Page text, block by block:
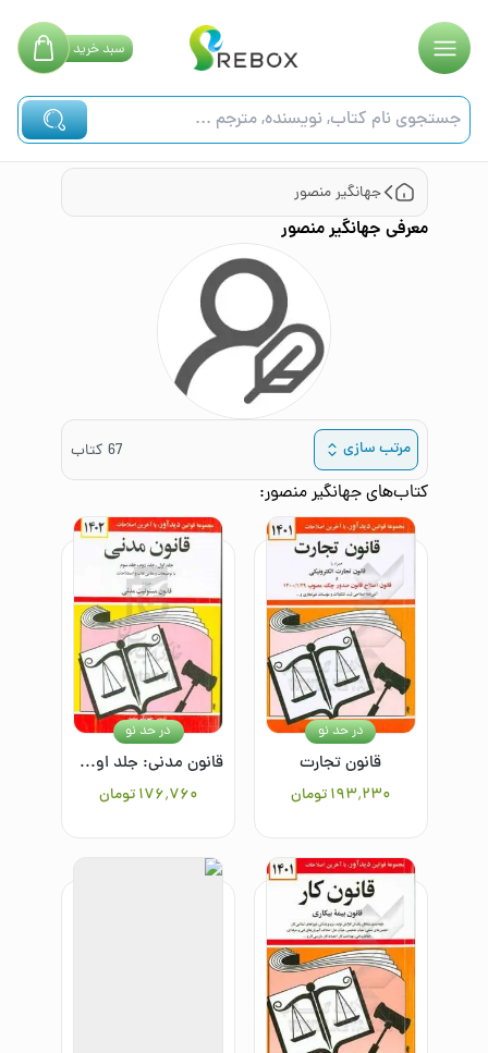
سبدخرید
جهانگیر منصور
معرفی جهانگیر منصور
مرتب سازی 67 کتاب
کتاب‌هایجهانگیر منصور:
قانون تجارت
۱۹۳٬۲۳۰تومان
در حد نو
قانون مدنی: جلد اول - جلد دوم - جلد سوم: با آخرین اصلاحات و الحاقات و توضیحات و معانی لغات و اصطلاحات: همراه با قانون مسئولیت مدنی
۱۷۶٬۷۶۰تومان
در حد نو